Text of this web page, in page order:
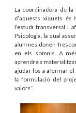
La coordinadora de la
d’aquests xiquets
l’estudi transversal i
Psicologia, la qual
alumnes donen
en els somnis. A
aprendre a
ajudar-los a afermar el
la formulació del
valors”.